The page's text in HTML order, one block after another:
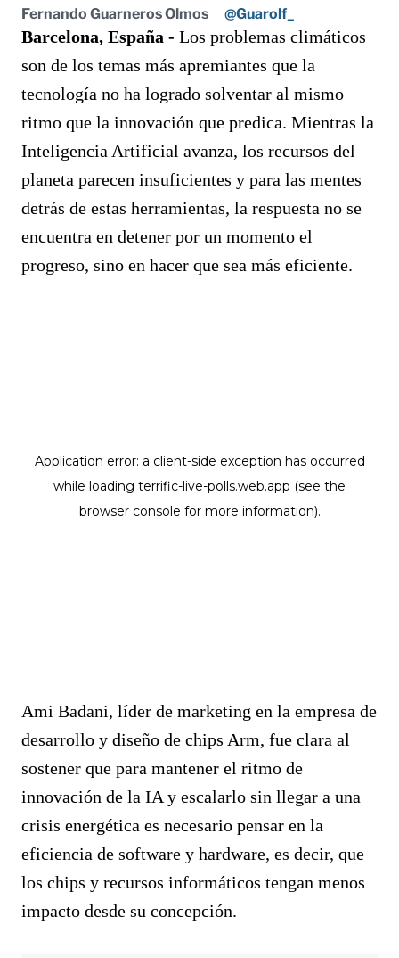
Fernando Guarneros Olmos @Guarolf_
Barcelona, España - Los problemas climáticos
son de los temas más apremiantes que la
tecnología no ha logrado solventar al mismo
ritmo que la innovación que predica. Mientras la
Inteligencia Artificial avanza, los recursos del
planeta parecen insuficientes y para las mentes
detrás de estas herramientas, la respuesta no se
encuentra en detener por un momento el
progreso, sino en hacer que sea más eficiente.
Ami Badani, líder de marketing en la empresa de
desarrollo y diseño de chips Arm, fue clara al
sostener que para mantener el ritmo de
innovación de la IA y escalarlo sin llegar a una
crisis energética es necesario pensar en la
eficiencia de software y hardware, es decir, que
los chips y recursos informáticos tengan menos
impacto desde su concepción.